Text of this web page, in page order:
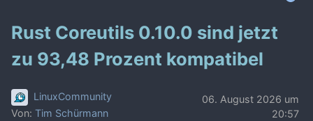
Rust Coreutils 0.10.0 sind jetzt
zu 93,48 Prozent kompatibel
LinuxCommunity
Von: Tim Schürmann
06. August 2026 um
20:57